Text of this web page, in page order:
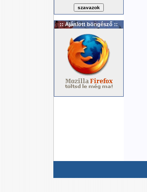
:: Ajánlott böngésző ::